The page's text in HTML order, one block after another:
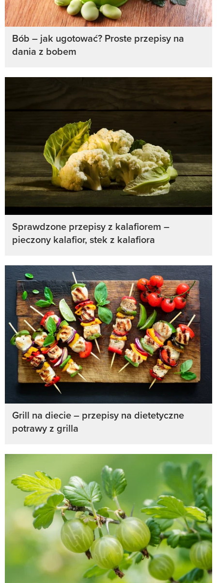
Bób – jak ugotować? Proste przepisy na
dania z bobem
Sprawdzone przepisy z kalafiorem –
pieczony kalafior, stek z kalafiora
Grill na diecie – przepisy na dietetyczne
potrawy z grilla